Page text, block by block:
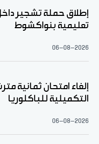
إطلاق حملة تشجير
تعليمية بنواكشوط
06-08-2026
إلغاء امتحان ثمانية
التكميلية للباكلوريا
06-08-2026